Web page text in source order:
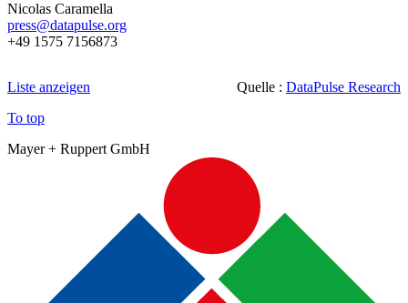
Nicolas Caramella
press@datapulse.org
+49 1575 7156873
Quelle : DataPulse Research
Liste anzeigen
To top
Mayer + Ruppert GmbH